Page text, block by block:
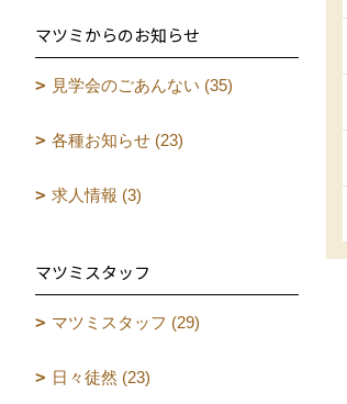
マツミからのお知らせ
見学会のごあんない (35)
各種お知らせ (23)
求人情報 (3)
マツミスタッフ
マツミスタッフ (29)
日々徒然 (23)